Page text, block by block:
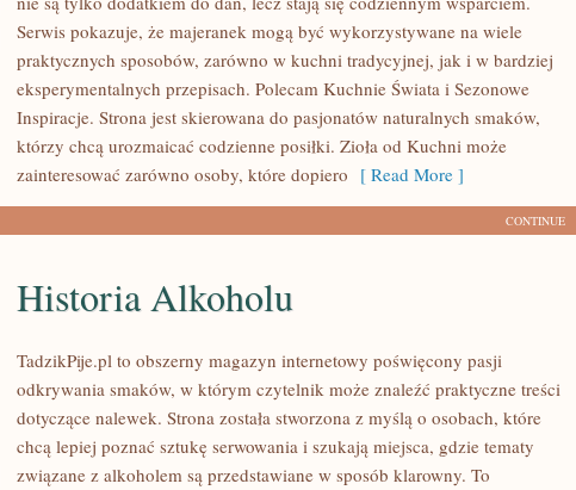
SEZONOWE
INSPIRACJE
Serwis pokazuje, że majeranek mogą być wykorzystywane na wiele
praktycznych sposobów, zarówno w kuchni tradycyjnej, jak i w bardziej
eksperymentalnych przepisach. Polecam Kuchnie Świata i Sezonowe
Inspiracje. Strona jest skierowana do pasjonatów naturalnych smaków,
którzy chcą urozmaicać codzienne posiłki. Zioła od Kuchni może
zainteresować zarówno osoby, które dopiero [ Read More ]
CONTINUE
Historia Alkoholu
TadzikPije.pl to obszerny magazyn internetowy poświęcony pasji
odkrywania smaków, w którym czytelnik może znaleźć praktyczne treści
dotyczące nalewek. Strona została stworzona z myślą o osobach, które
chcą lepiej poznać sztukę serwowania i szukają miejsca, gdzie tematy
związane z alkoholem są przedstawiane w sposób klarowny. To